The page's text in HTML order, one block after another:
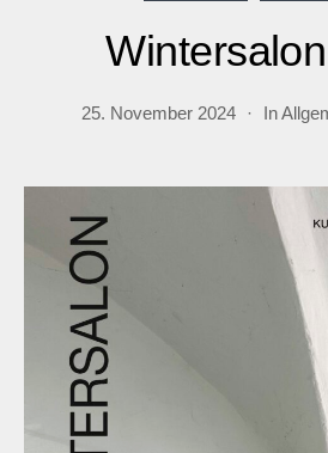
25. November 2024 In